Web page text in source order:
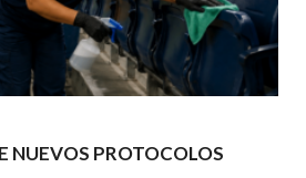
NUEVOS PROTOCOLOS